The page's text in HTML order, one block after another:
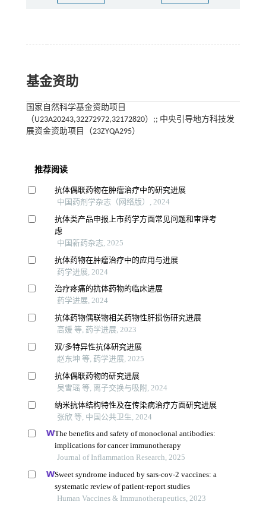
基金资助
国家自然科学基金资助项目
（U23A20243,32272972,32172820）;; 中央引导地方科技发
展资金资助项目（23ZYQA295）